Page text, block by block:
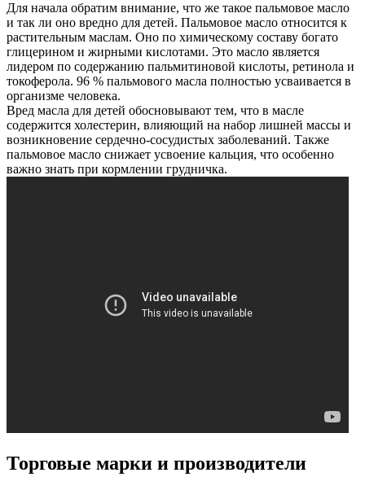
Для начала обратим внимание, что же такое пальмовое масло
и так ли оно вредно для детей. Пальмовое масло относится к
растительным маслам. Оно по химическому составу богато
глицерином и жирными кислотами. Это масло является
лидером по содержанию пальмитиновой кислоты, ретинола и
токоферола. 96 % пальмового масла полностью усваивается в
организме человека.
Вред масла для детей обосновывают тем, что в масле
содержится холестерин, влияющий на набор лишней массы и
возникновение сердечно-сосудистых заболеваний. Также
пальмовое масло снижает усвоение кальция, что особенно
важно знать при кормлении грудничка.
Торговые марки и производители